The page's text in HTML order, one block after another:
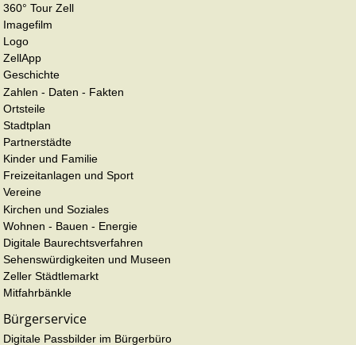
360° Tour Zell
Imagefilm
Logo
ZellApp
Geschichte
Zahlen - Daten - Fakten
Ortsteile
Stadtplan
Partnerstädte
Kinder und Familie
Freizeitanlagen und Sport
Vereine
Kirchen und Soziales
Wohnen - Bauen - Energie
Digitale Baurechtsverfahren
Sehenswürdigkeiten und Museen
Zeller Städtlemarkt
Mitfahrbänkle
Bürgerservice
Digitale Passbilder im Bürgerbüro